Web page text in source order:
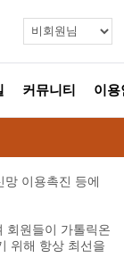
커뮤니티 이용
이용촉진 등에
회원들이 가톨릭온
위해 항상 최선을